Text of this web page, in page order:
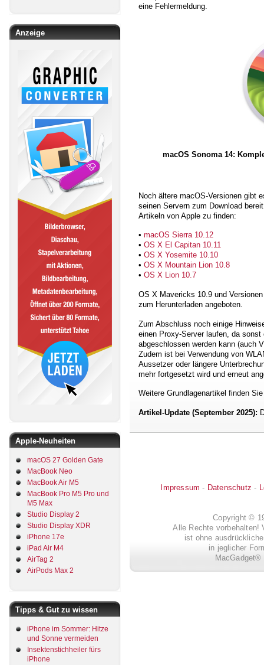
Anzeige
Apple-Neuheiten
macOS 27 Golden Gate
MacBook Neo
MacBook Air M5
MacBook Pro M5 Pro und
M5 Max
Studio Display 2
Studio Display XDR
iPhone 17e
iPad Air M4
AirTag 2
AirPods Max 2
Tipps & Gut zu wissen
iPhone im Sommer: Hitze
und Sonne vermeiden
Insektenstichheiler fürs
iPhone
eine Fehlermeldung.
macOS Sonoma 14:
Noch ältere macOS-Versionen gibt
seinen Servern zum Download
Artikeln von Apple zu finden:
• macOS Sierra 10.12
• OS X El Capitan 10.11
• OS X Yosemite 10.10
• OS X Mountain Lion 10.8
• OS X Lion 10.7
OS X Mavericks 10.9 und
zum Herunterladen angeboten.
Zum Abschluss noch einige
einen Proxy-Server laufen, da
abgeschlossen werden kann (auch
Zudem ist bei Verwendung von
Aussetzer oder längere
mehr fortgesetzt wird und erneut
Weitere Grundlagenartikel finden
Artikel-Update (September 2025):
Impressum - Datenschutz -
Copyright ©
Alle Rechte vorbehalten!
ist ohne
in jeglicher
MacGadget®